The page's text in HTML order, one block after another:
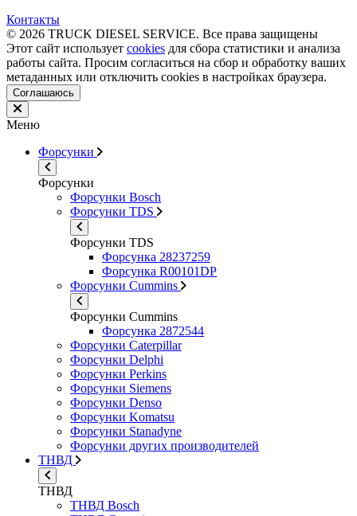
Контакты
© 2026 TRUCK DIESEL SERVICE. Все права защищены
Этот сайт использует cookies для сбора статистики и анализа
работы сайта. Просим согласиться на сбор и обработку ваших
метаданных или отключить cookies в настройках браузера.
Соглашаюсь
Меню
Форсунки
Форсунки
Форсунки Bosch
Форсунки TDS
Форсунки TDS
Форсунка 28237259
Форсунка R00101DP
Форсунки Cummins
Форсунки Cummins
Форсунка 2872544
Форсунки Caterpillar
Форсунки Delphi
Форсунки Perkins
Форсунки Siemens
Форсунки Denso
Форсунки Komatsu
Форсунки Stanadyne
Форсунки других производителей
ТНВД
ТНВД
ТНВД Bosch